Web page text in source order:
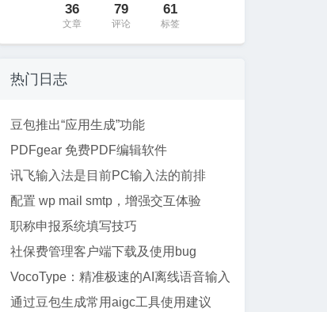
36
文章
79
评论
61
标签
热门日志
豆包推出“应用生成”功能
PDFgear 免费PDF编辑软件
讯飞输入法是目前PC输入法的前排
配置 wp mail smtp，增强交互体验
职称申报系统填写技巧
社保费管理客户端下载及使用bug
VocoType：精准极速的AI离线语音输入
法
通过豆包生成常用aigc工具使用建议